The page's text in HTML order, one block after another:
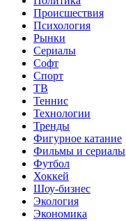
Происшествия
Психология
Рынки
Сериалы
Софт
Спорт
ТВ
Теннис
Технологии
Тренды
Фигурное катание
Фильмы и сериалы
Футбол
Хоккей
Шоу-бизнес
Экология
Экономика